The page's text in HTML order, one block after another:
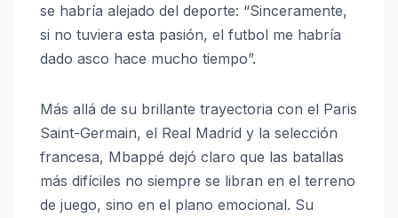
se habría alejado del deporte: “Sinceramente,
si no tuviera esta pasión, el futbol me habría
dado asco hace mucho tiempo”.
Más allá de su brillante trayectoria con el Paris
Saint-Germain, el Real Madrid y la selección
francesa, Mbappé dejó claro que las batallas
más difíciles no siempre se libran en el terreno
de juego, sino en el plano emocional. Su